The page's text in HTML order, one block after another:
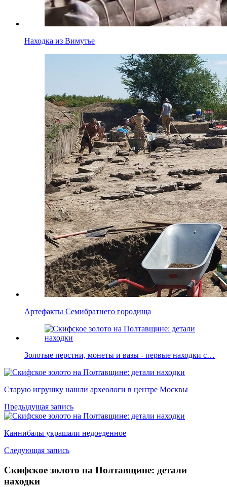
Находка из Вимутье
Артефакты Семибратнего городища
Золотые перстни, монеты и вазы - первые находки с…
Старую игрушку нашли археологи в центре Москвы
Предыдущая запись
Каннибалы украшали недоеденное
Следующая запись
Скифское золото на Полтавщине: детали
находки